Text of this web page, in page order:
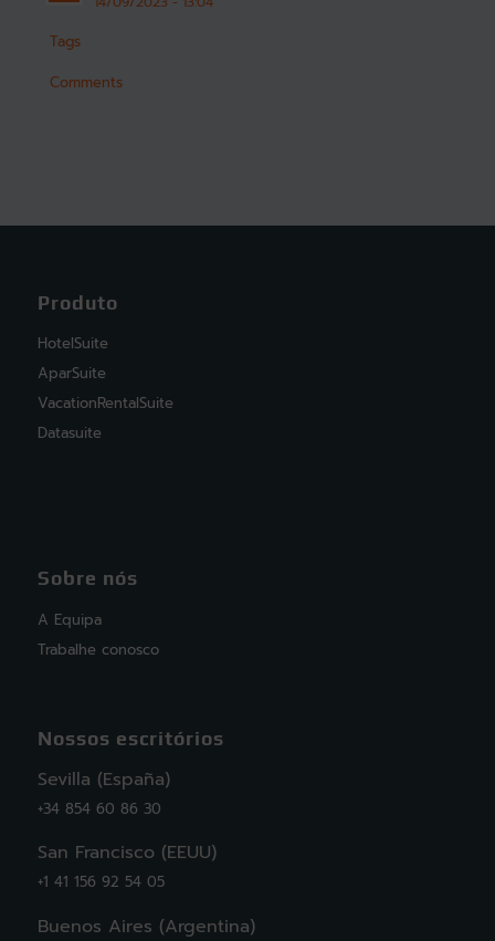
Tags
Comments
Produto
HotelSuite
AparSuite
VacationRentalSuite
Datasuite
Sobre nós
A Equipa
Trabalhe conosco
Nossos escritórios
Sevilla (España)
+34 854 60 86 30
San Francisco (EEUU)
+1 41 156 92 54 05
Buenos Aires (Argentina)